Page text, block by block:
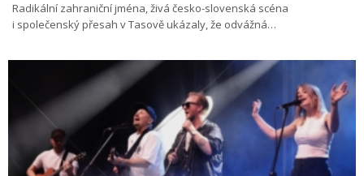
Radikální zahraniční jména, živá česko-slovenská scéna
i společenský přesah v Tasově ukázaly, že odvážná…